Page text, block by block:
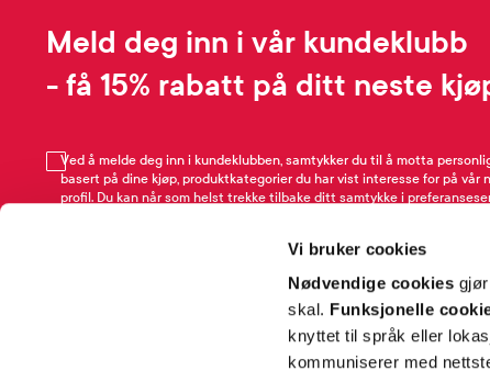
Vi bruker cookies
Nødvendige cookies
skal. Funksjonelle
knyttet til språk eller
kommuniserer med
Meld deg inn i vår kundeklubb
- få 15% rabatt på ditt neste
Ved å melde deg inn i kundeklubben, samtykker du til å motta
basert på dine kjøp, produktkategorier du har vist interesse for på
profil. Du kan når som helst trekke tilbake ditt samtykke i